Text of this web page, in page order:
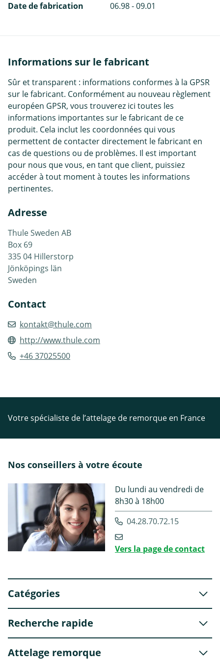
Date de fabrication
06.98 - 09.01
Informations sur le fabricant
Sûr et transparent : informations conformes à la GPSR
sur le fabricant. Conformément au nouveau règlement
européen GPSR, vous trouverez ici toutes les
informations importantes sur le fabricant de ce
produit. Cela inclut les coordonnées qui vous
permettent de contacter directement le fabricant en
cas de questions ou de problèmes. Il est important
pour nous que vous, en tant que client, puissiez
accéder à tout moment à toutes les informations
pertinentes.
Adresse
Thule Sweden AB
Box 69
335 04 Hillerstorp
Jönköpings län
Sweden
Contact
kontakt@thule.com
http://www.thule.com
+46 37025500
Votre spécialiste de l’attelage de remorque en France
Nos conseillers à votre écoute
Du lundi au vendredi de
8h30 à 18h00
04.28.70.72.15
Vers la page de contact
Catégories
Recherche rapide
Attelage remorque